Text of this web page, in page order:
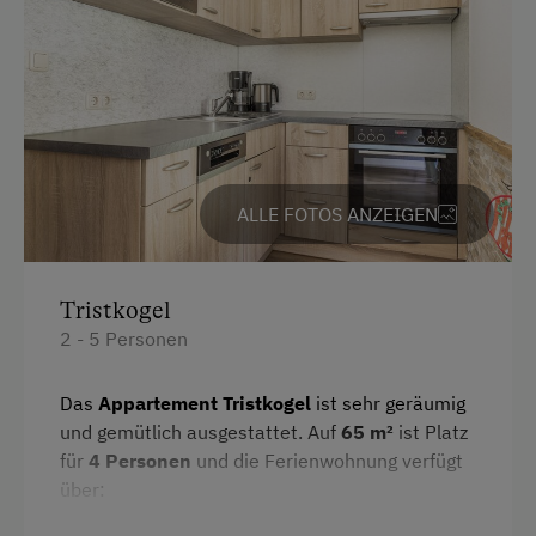
Haarföhn
Mikrowelle
Toilette
Aussicht auf eine Berglandschaft
Eierkocher
Handtücher
Mikrowelle mit Backfunktion
Reinigungsausstattung in der Wohnung
ALLE FOTOS ANZEIGEN
Tristkogel
2 - 5 Personen
Das Appartement Tristkogel ist sehr geräumig
und gemütlich ausgestattet. Auf 65 m² ist Platz
für 4 Personen und die Ferienwohnung verfügt
über: